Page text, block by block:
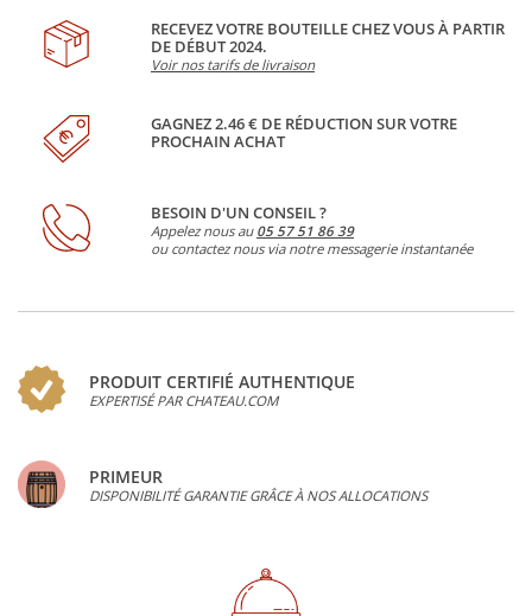
RECEVEZ VOTRE BOUTEILLE CHEZ VOUS À PARTIR
DE DÉBUT 2024.
Voir nos tarifs de livraison
GAGNEZ 2.46 € DE RÉDUCTION SUR VOTRE
PROCHAIN ACHAT
BESOIN D'UN CONSEIL ?
Appelez nous au 05 57 51 86 39
ou contactez nous via notre messagerie instantanée
PRODUIT CERTIFIÉ AUTHENTIQUE
EXPERTISÉ PAR CHATEAU.COM
PRIMEUR
DISPONIBILITÉ GARANTIE GRÂCE À NOS ALLOCATIONS